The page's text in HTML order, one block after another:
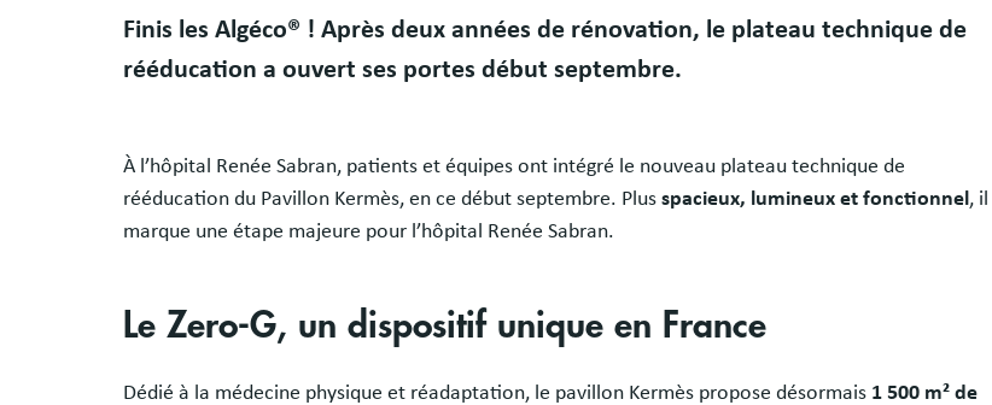
Finis les Algéco® ! Après deux années de rénovation, le plateau technique de
rééducation a ouvert ses portes début septembre.
À l’hôpital Renée Sabran, patients et équipes ont intégré le nouveau plateau technique de
rééducation du Pavillon Kermès, en ce début septembre. Plus spacieux, lumineux et fonctionnel , il
marque une étape majeure pour l’hôpital Renée Sabran.
Le Zero-G, un dispositif unique en France
Dédié à la médecine physique et réadaptation, le pavillon Kermès propose désormais 1 500 m² de